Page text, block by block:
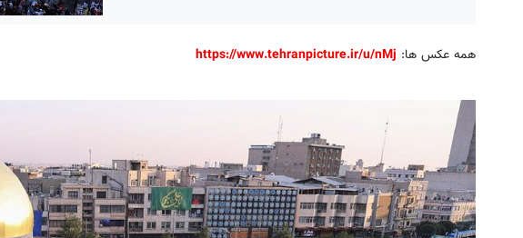
همه عکس ها: https://www.tehranpicture.ir/u/nMj